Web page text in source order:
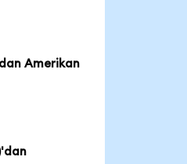
Amerikan